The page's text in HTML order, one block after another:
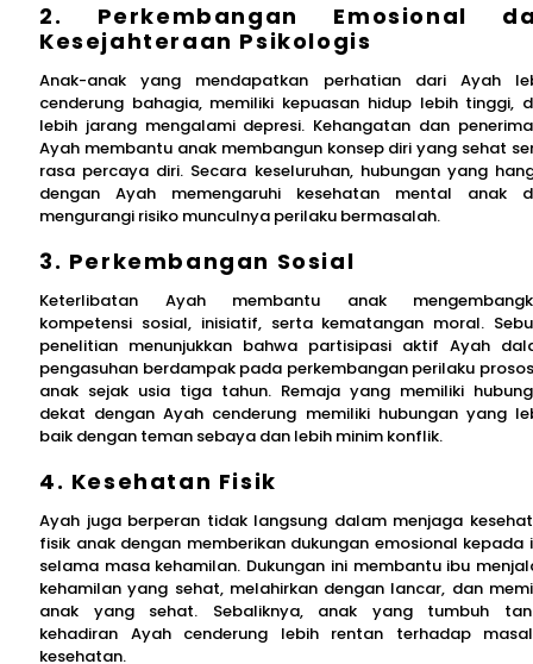
2. Perkembangan Emosional
Kesejahteraan Psikologis
Anak-anak yang mendapatkan perhatian dari Ayah
cenderung bahagia, memiliki kepuasan hidup lebih tinggi,
lebih jarang mengalami depresi. Kehangatan dan
Ayah membantu anak membangun konsep diri yang sehat
rasa percaya diri. Secara keseluruhan, hubungan yang
dengan Ayah memengaruhi kesehatan mental anak
mengurangi risiko munculnya perilaku bermasalah.
3. Perkembangan Sosial
Keterlibatan Ayah membantu anak
kompetensi sosial, inisiatif, serta kematangan moral.
penelitian menunjukkan bahwa partisipasi aktif Ayah
pengasuhan berdampak pada perkembangan perilaku
anak sejak usia tiga tahun. Remaja yang memiliki
dekat dengan Ayah cenderung memiliki hubungan yang
baik dengan teman sebaya dan lebih minim konflik.
4. Kesehatan Fisik
Ayah juga berperan tidak langsung dalam menjaga
fisik anak dengan memberikan dukungan emosional kepada
selama masa kehamilan. Dukungan ini membantu ibu
kehamilan yang sehat, melahirkan dengan lancar, dan
anak yang sehat. Sebaliknya, anak yang tumbuh
kehadiran Ayah cenderung lebih rentan terhadap
kesehatan.